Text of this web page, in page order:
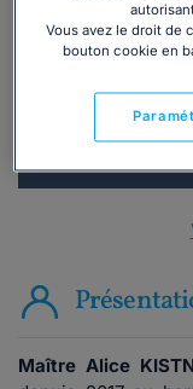
ou appelez le
Maître Alice
Vous avez le droit de
bouton cookie en